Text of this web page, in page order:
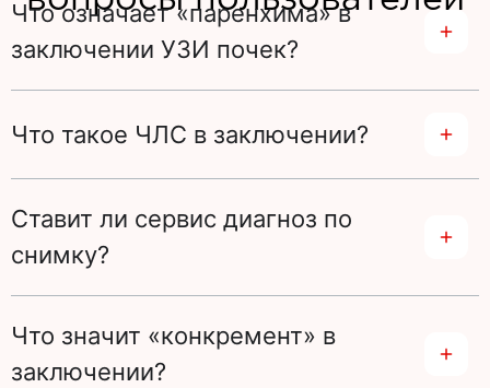
Что означает «паренхима» в
заключении УЗИ почек?
Что такое ЧЛС в заключении?
Ставит ли сервис диагноз по
снимку?
Что значит «конкремент» в
заключении?